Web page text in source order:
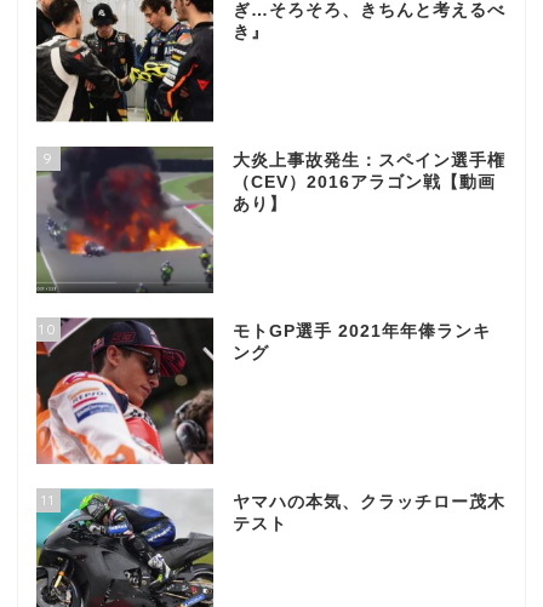
ぎ…そろそろ、きちんと考えるべ
き』
9
大炎上事故発生：スペイン選手権
（CEV）2016アラゴン戦【動画
あり】
10
モトGP選手 2021年年俸ランキ
ング
11
ヤマハの本気、クラッチロー茂木
テスト